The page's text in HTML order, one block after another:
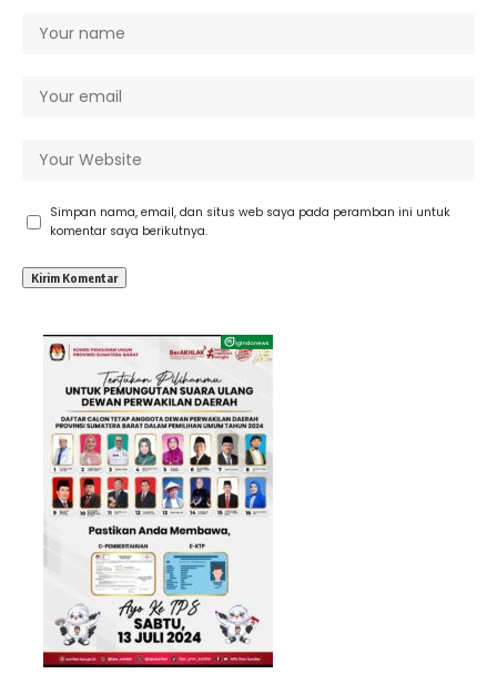
Simpan nama, email, dan situs web saya pada peramban ini untuk
komentar saya berikutnya.